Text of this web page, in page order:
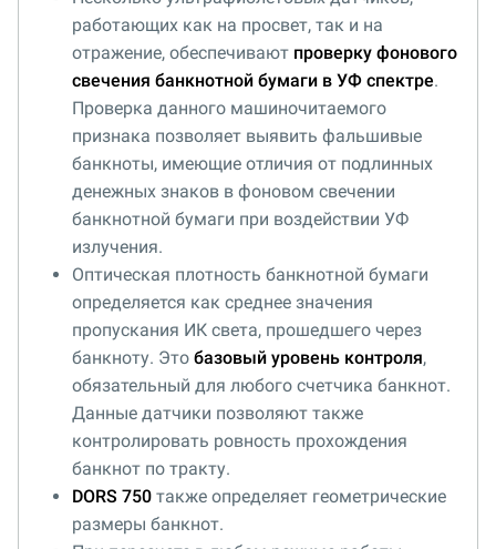
работающих как на просвет, так и на
отражение, обеспечивают проверку фонового
свечения банкнотной бумаги в УФ спектре.
Проверка данного машиночитаемого
признака позволяет выявить фальшивые
банкноты, имеющие отличия от подлинных
денежных знаков в фоновом свечении
банкнотной бумаги при воздействии УФ
излучения.
Оптическая плотность банкнотной бумаги
определяется как среднее значения
пропускания ИК света, прошедшего через
банкноту. Это базовый уровень контроля,
обязательный для любого счетчика банкнот.
Данные датчики позволяют также
контролировать ровность прохождения
банкнот по тракту.
DORS 750 также определяет геометрические
размеры банкнот.